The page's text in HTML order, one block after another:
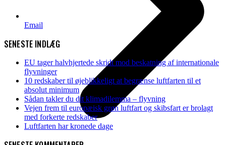
Email
SENESTE INDLÆG
EU tager halvhjertede skridt mod beskatning af internationale
flyvninger
10 redskaber til øjeblikkeligt at begrænse luftfarten til et
absolut minimum
Sådan takler du dit klimadilemma – flyvning
Vejen frem til europæisk grøn luftfart og skibsfart er brolagt
med forkerte redskaber
Luftfarten har kronede dage